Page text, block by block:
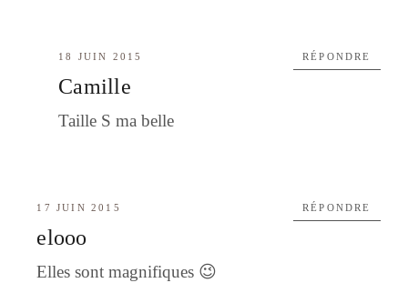
18 JUIN 2015
Camille
Taille S ma belle
RÉPONDRE
17 JUIN 2015
elooo
Elles sont magnifiques 😉
RÉPONDRE